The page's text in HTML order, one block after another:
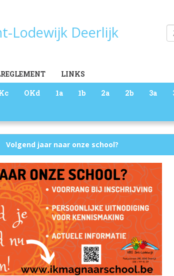
Lodewijk Deerlijk
OKd 1a 1b 2a 2b 3a
LINKS
Volgend jaar naar onze school?